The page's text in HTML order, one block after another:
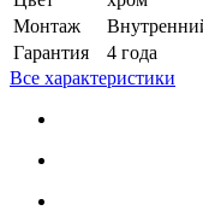
Монтаж
Гарантия
4 года
Все характеристики